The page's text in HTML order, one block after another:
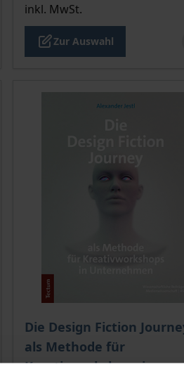
inkl. MwSt.
Zur Auswahl
der gewählten Produktoption
Die Design Fiction
als Methode für
Kreativworkshops in
Der Preis dieses Titels